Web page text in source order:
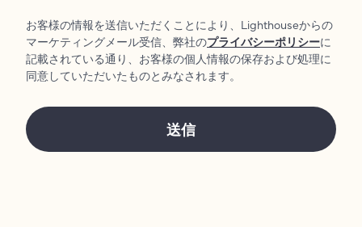
お客様の情報を送信いただくことにより、Lighthouseからの
マーケティングメール受信、弊社のプライバシーポリシーに
記載されている通り、お客様の個人情報の保存および処理に
同意していただいたものとみなされます。